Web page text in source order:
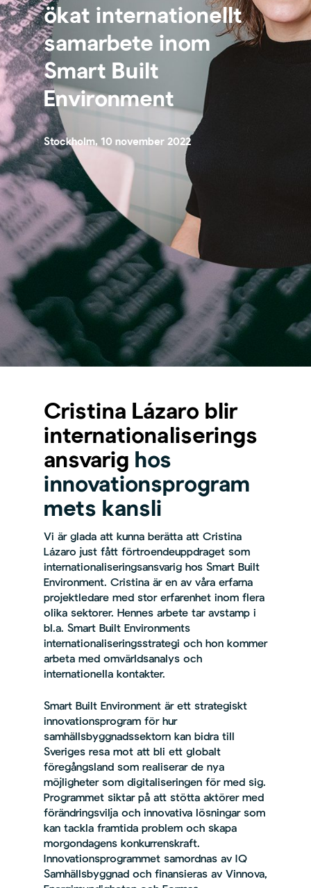
ökat internationellt
samarbete inom
Smart Built
Environment
Stockholm, 10 november 2022
Cristina Lázaro blir
internationaliserings
ansvarig hos
innovationsprogram
mets kansli
Vi är glada att kunna berätta att Cristina
Lázaro just fått förtroendeuppdraget som
internationaliseringsansvarig hos Smart Built
Environment. Cristina är en av våra erfarna
projektledare med stor erfarenhet inom flera
olika sektorer. Hennes arbete tar avstamp i
bl.a. Smart Built Environments
internationaliseringsstrategi och hon kommer
arbeta med omvärldsanalys och
internationella kontakter.
Smart Built Environment är ett strategiskt
innovationsprogram för hur
samhällsbyggnadssektorn kan bidra till
Sveriges resa mot att bli ett globalt
föregångsland som realiserar de nya
möjligheter som digitaliseringen för med sig.
Programmet siktar på att stötta aktörer med
förändringsvilja och innovativa lösningar som
kan tackla framtida problem och skapa
morgondagens konkurrenskraft.
Innovationsprogrammet samordnas av IQ
Samhällsbyggnad och finansieras av Vinnova,